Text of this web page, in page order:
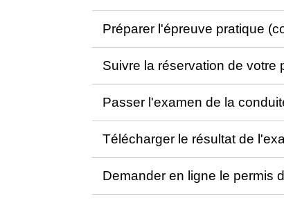
Préparer l'épreuve pratique
Suivre la réservation de votre
Passer l'examen de la
Télécharger le résultat de
Demander en ligne le permis